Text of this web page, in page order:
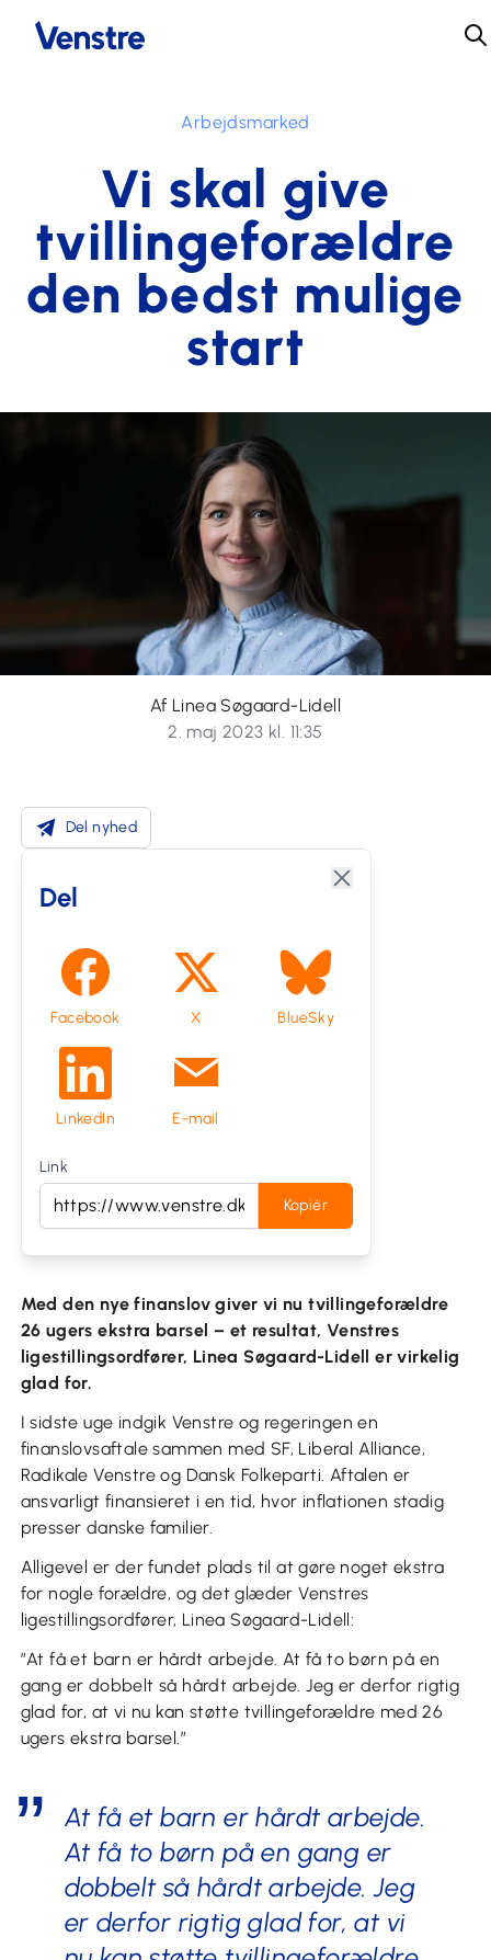
Arbejdsmarked
Vi skal give
tvillingeforældre
den bedst mulige
start
Af Linea Søgaard-Lidell
2. maj 2023 kl. 11:35
Del nyhed
Del
Facebook X BlueSky
LinkedIn E-mail
Link
Kopiér
Med den nye finanslov giver vi nu tvillingeforældre
26 ugers ekstra barsel – et resultat, Venstres
ligestillingsordfører, Linea Søgaard-Lidell er virkelig
glad for.
I sidste uge indgik Venstre og regeringen en
finanslovsaftale sammen med SF, Liberal Alliance,
Radikale Venstre og Dansk Folkeparti. Aftalen er
ansvarligt finansieret i en tid, hvor inflationen stadig
presser danske familier.
Alligevel er der fundet plads til at gøre noget ekstra
for nogle forældre, og det glæder Venstres
ligestillingsordfører, Linea Søgaard-Lidell:
”At få et barn er hårdt arbejde. At få to børn på en
gang er dobbelt så hårdt arbejde. Jeg er derfor rigtig
glad for, at vi nu kan støtte tvillingeforældre med 26
ugers ekstra barsel.”
At få et barn er hårdt arbejde.
At få to børn på en gang er
dobbelt så hårdt arbejde. Jeg
er derfor rigtig glad for, at vi